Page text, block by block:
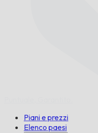
Piani e prezzi
Elenco paesi